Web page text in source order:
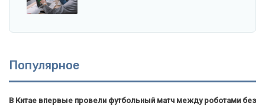
Популярное
В Китае впервые провели футбольный матч между роботами без